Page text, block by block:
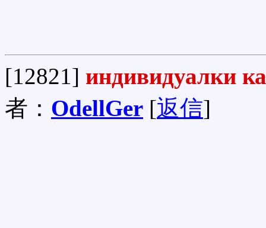
[12821] индивидуалки
者： OdellGer [返信]